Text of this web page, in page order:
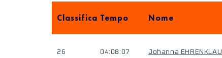
Classifica Tempo Nome
26 04:08:07 Johanna EHRENKLAU